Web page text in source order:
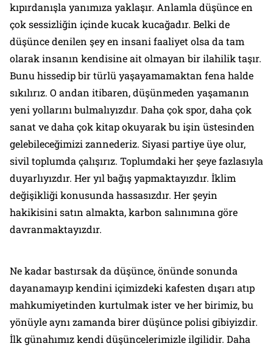
kıpırdanışla yanımıza yaklaşır. Anlamla düşünce en
çok sessizliğin içinde kucak kucağadır. Belki de
düşünce denilen şey en insani faaliyet olsa da tam
olarak insanın kendisine ait olmayan bir ilahilik taşır.
Bunu hissedip bir türlü yaşayamamaktan fena halde
sıkılırız. O andan itibaren, düşünmeden yaşamanın
yeni yollarını bulmalıyızdır. Daha çok spor, daha çok
sanat ve daha çok kitap okuyarak bu işin üstesinden
gelebileceğimizi zannederiz. Siyasi partiye üye olur,
sivil toplumda çalışırız. Toplumdaki her şeye fazlasıyla
duyarlıyızdır. Her yıl bağış yapmaktayızdır. İklim
değişikliği konusunda hassasızdır. Her şeyin
hakikisini satın almakta, karbon salınımına göre
davranmaktayızdır.
Ne kadar bastırsak da düşünce, önünde sonunda
dayanamayıp kendini içimizdeki kafesten dışarı atıp
mahkumiyetinden kurtulmak ister ve her birimiz, bu
yönüyle aynı zamanda birer düşünce polisi gibiyizdir.
İlk günahımız kendi düşüncelerimizle ilgilidir. Daha